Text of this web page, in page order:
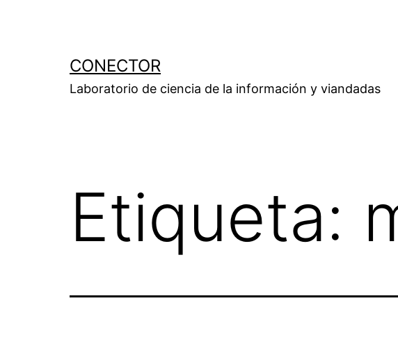
CONECTOR
Laboratorio de ciencia de la información y viandadas
Etiqueta: